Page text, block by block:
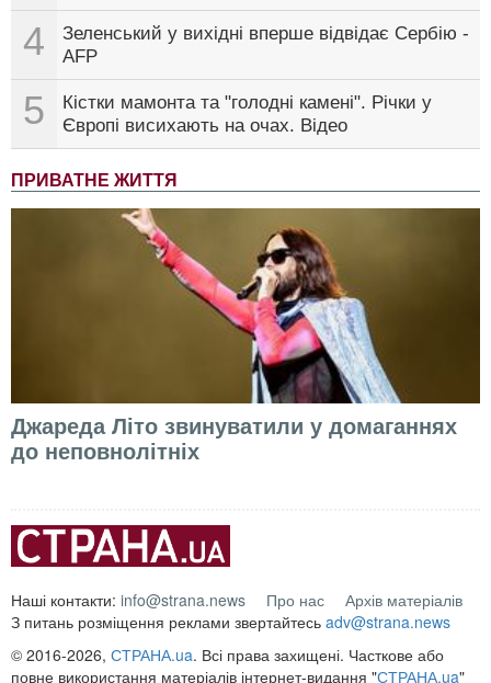
4
Зеленський у вихідні вперше відвідає Сербію -
AFP
5
Кістки мамонта та "голодні камені". Річки у
Європі висихають на очах. Відео
ПРИВАТНЕ ЖИТТЯ
Джареда Літо звинуватили у домаганнях
до неповнолітніх
Наші контакти: info@strana.news Про нас
Архів матеріалів
З питань розміщення реклами звертайтесь adv@strana.news
© 2016-2026, СТРАНА.ua. Всі права захищені. Часткове або
повне використання матеріалів інтернет-видання "СТРАНА.ua"